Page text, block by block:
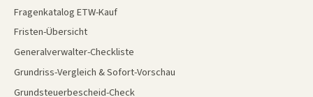
Fragenkatalog ETW-Kauf
Fristen-Übersicht
Generalverwalter-Checkliste
Grundriss-Vergleich & Sofort-Vorschau
Grundsteuerbescheid-Check